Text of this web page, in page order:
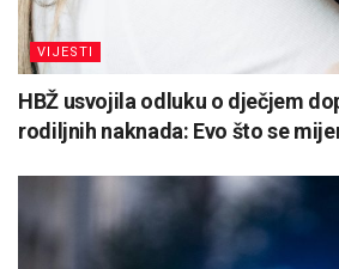
VIJESTI
HBŽ usvojila odluku o dječjem
rodiljnih naknada: Evo što se